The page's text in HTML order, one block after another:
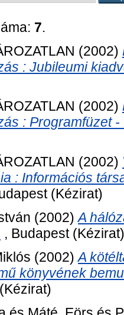
7.
(2002)
: Jubileumi
(2002)
: Programfüzet
(2002)
: Információs
(Kézirat)
(2002)A
, Budapest (Kézirat)
(2002)A
könyvének